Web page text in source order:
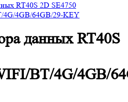
RT40S 2D SE4750
4GB/64GB/29-KEY
данных RT40S
BT/4G/4GB/